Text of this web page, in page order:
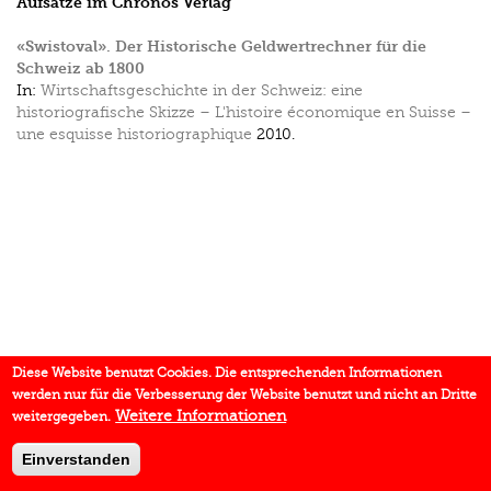
«Swistoval». Der Historische Geldwertrechner für die
Schweiz ab 1800
In: Wirtschaftsgeschichte in der Schweiz: eine
historiografische Skizze – L'histoire économique en Suisse –
une esquisse historiographique 2010.
Diese Website benutzt Cookies. Die entsprechenden Informationen
werden nur für die Verbesserung der Website benutzt und nicht an Dritte
weitergegeben. Weitere Informationen
Einverstanden